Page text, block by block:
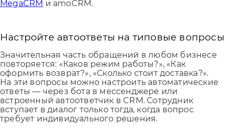
МegaCRM и amoCRM.
Настройте автоответы на типовые вопросы
Значительная часть обращений в любом бизнесе
повторяется: «Каков режим работы?», «Как
оформить возврат?», «Сколько стоит доставка?».
На эти вопросы можно настроить автоматические
ответы — через бота в мессенджере или
встроенный автоответчик в CRM. Сотрудник
вступает в диалог только тогда, когда вопрос
требует индивидуального решения.